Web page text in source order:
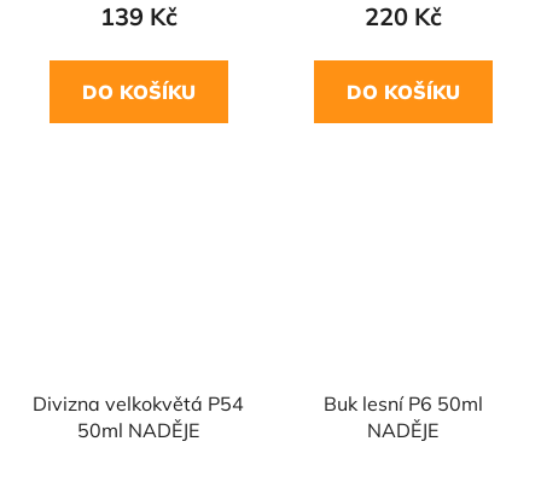
139 Kč
DO KOŠÍKU
220 Kč
DO KOŠÍKU
Divizna velkokvětá P54
50ml NADĚJE
Buk lesní P6 50ml
NADĚJE